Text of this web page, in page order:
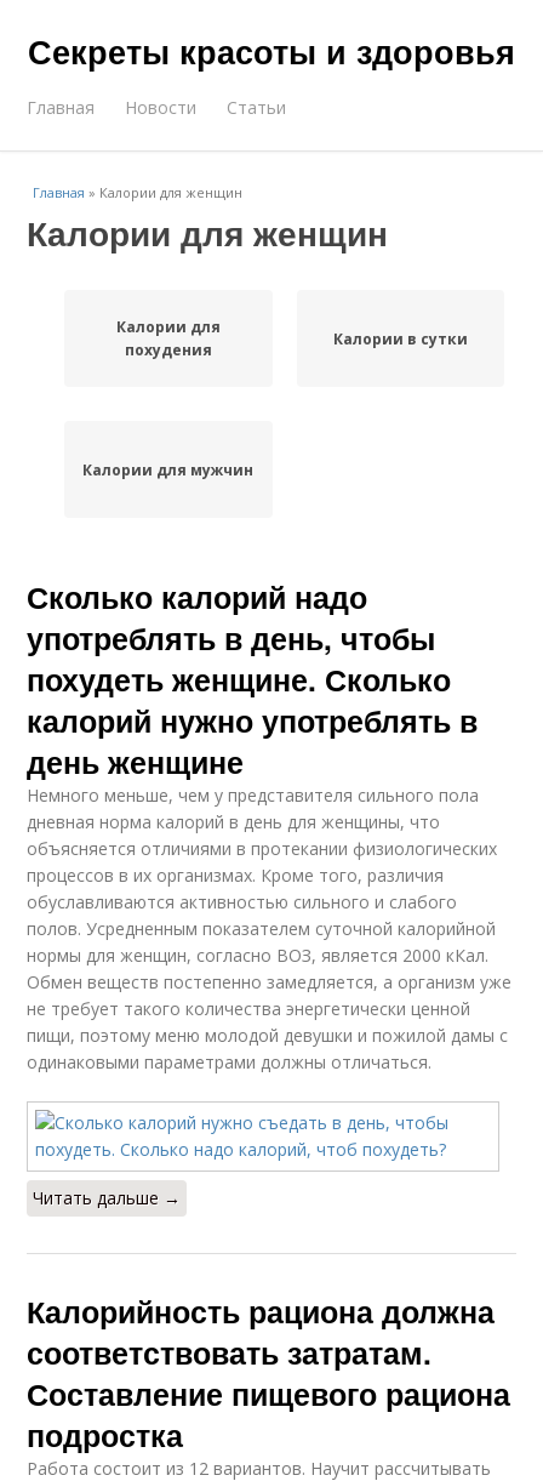
Секреты красоты и здоровья
Главная Новости Статьи
Главная » Калории для женщин
Калории для женщин
Калории для
похудения
Калории в сутки
Калории для мужчин
Сколько калорий надо
употреблять в день, чтобы
похудеть женщине. Сколько
калорий нужно употреблять в
день женщине
Немного меньше, чем у представителя сильного пола
дневная норма калорий в день для женщины, что
объясняется отличиями в протекании физиологических
процессов в их организмах. Кроме того, различия
обуславливаются активностью сильного и слабого
полов. Усредненным показателем суточной калорийной
нормы для женщин, согласно ВОЗ, является 2000 кКал.
Обмен веществ постепенно замедляется, а организм уже
не требует такого количества энергетически ценной
пищи, поэтому меню молодой девушки и пожилой дамы с
одинаковыми параметрами должны отличаться.
Читать дальше →
Калорийность рациона должна
соответствовать затратам.
Составление пищевого рациона
подростка
Работа состоит из 12 вариантов. Научит рассчитывать